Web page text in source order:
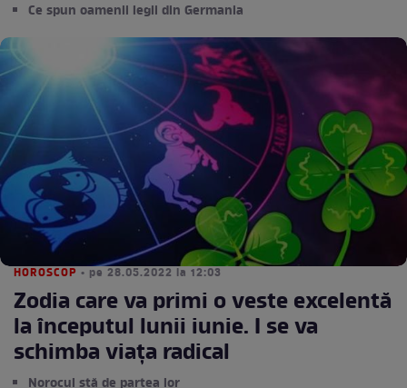
Ce spun oamenii legii din Germania
HOROSCOP • pe 28.05.2022 la 12:03
Zodia care va primi o veste excelentă
la începutul lunii iunie. I se va
schimba viața radical